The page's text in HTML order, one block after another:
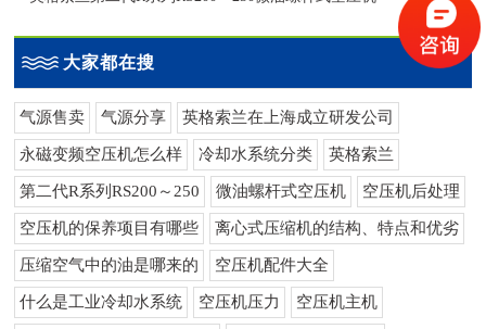
大家都在搜
气源售卖 气源分享 英格索兰在上海成立研发公司
永磁变频空压机怎么样 冷却水系统分类 英格索兰
第二代R系列RS200～250 微油螺杆式空压机 空压机后处理
空压机的保养项目有哪些 离心式压缩机的结构、特点和优劣
压缩空气中的油是哪来的 空压机配件大全
什么是工业冷却水系统 空压机压力 空压机主机